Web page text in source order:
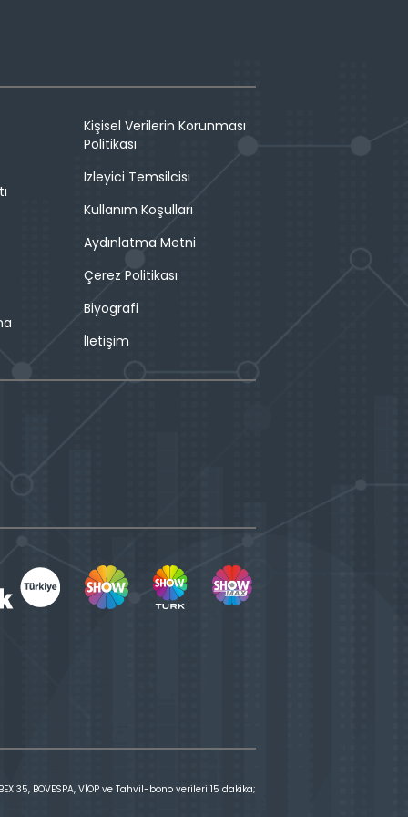
Kişisel Verilerin Korunması
Politikası
İzleyici Temsilcisi
Kullanım Koşulları
Aydınlatma Metni
Çerez Politikası
Biyografi
İletişim
35, BOVESPA, VİOP ve Tahvil-bono verileri 15 dakika;